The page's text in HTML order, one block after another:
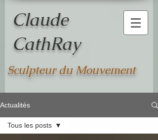
Claude
CathRay
Sculpteur du Mouvement
Actualités
Tous les posts